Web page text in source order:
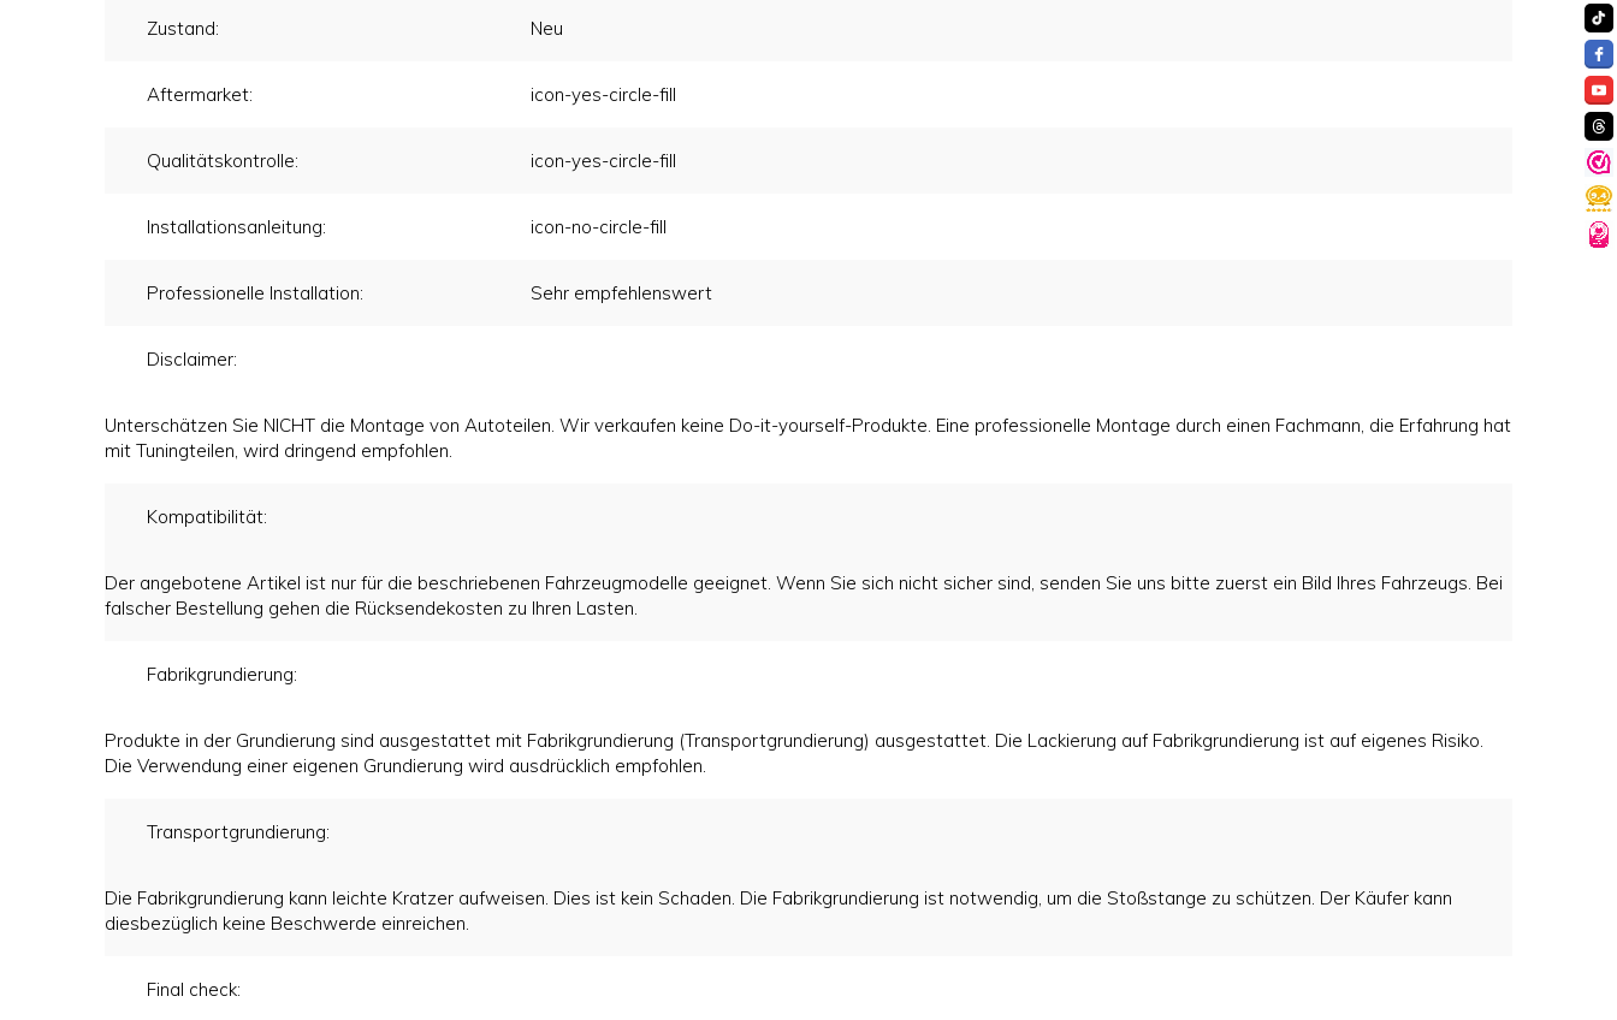
Zustand: Neu
Aftermarket: icon-yes-circle-fill
Qualitätskontrolle: icon-yes-circle-fill
Installationsanleitung: icon-no-circle-fill
Professionelle Installation: Sehr empfehlenswert
Disclaimer:
Unterschätzen Sie NICHT die Montage von Autoteilen. Wir verkaufen keine Do-it-yourself-Produkte. Eine professionelle Montage durch einen Fachmann, die Erfahrung hat
mit Tuningteilen, wird dringend empfohlen.
Kompatibilität:
Der angebotene Artikel ist nur für die beschriebenen Fahrzeugmodelle geeignet. Wenn Sie sich nicht sicher sind, senden Sie uns bitte zuerst ein Bild Ihres Fahrzeugs. Bei
falscher Bestellung gehen die Rücksendekosten zu Ihren Lasten.
Fabrikgrundierung:
Produkte in der Grundierung sind ausgestattet mit Fabrikgrundierung (Transportgrundierung) ausgestattet. Die Lackierung auf Fabrikgrundierung ist auf eigenes Risiko.
Die Verwendung einer eigenen Grundierung wird ausdrücklich empfohlen.
Transportgrundierung:
Die Fabrikgrundierung kann leichte Kratzer aufweisen. Dies ist kein Schaden. Die Fabrikgrundierung ist notwendig, um die Stoßstange zu schützen. Der Käufer kann
diesbezüglich keine Beschwerde einreichen.
Final check: